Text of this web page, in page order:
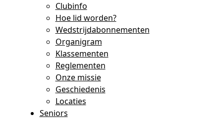
Clubinfo
Hoe lid worden?
Wedstrijdabonnementen
Organigram
Klassementen
Reglementen
Onze missie
Geschiedenis
Locaties
Seniors